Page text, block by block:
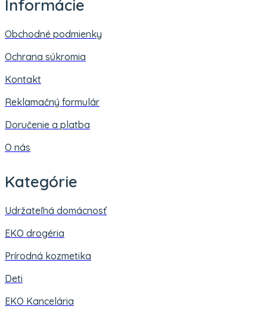
Informácie
Obchodné podmienky
Ochrana súkromia
Kontakt
Reklamačný formulár
Doručenie a platba
O nás
Kategórie
Udržateľná domácnosť
EKO drogéria
Prírodná kozmetika
Deti
EKO Kancelária